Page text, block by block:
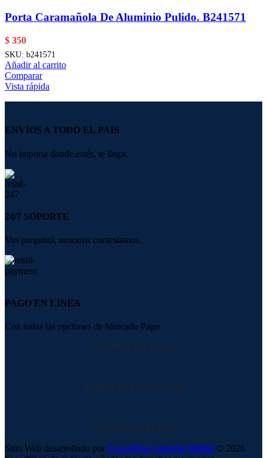
Porta Caramañola De Aluminio Pulido. B241571
$ 350
SKU: b241571
Añadir al carrito
Comparar
Vista rápida
ENVÍOS A TODO EL PAÍS
No importa donde estés, te llega.
24/7 SOPORTE
Vos preguntá, nosotros contestamos.
PAGO EN LÍNEA
Con todas las opciones de Mercado Pago
FORMAS DE PAGO
EMPRESAS DE ENVIO
NUESTRAS REDES
Sitio Web desarrollado por Creactivos Agencia Digital © 2026